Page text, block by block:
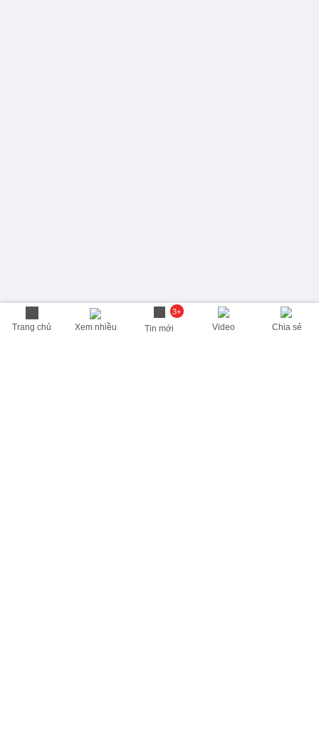
Trang chủ Xem nhiều
3+
Tin mới Video Chia sẻ